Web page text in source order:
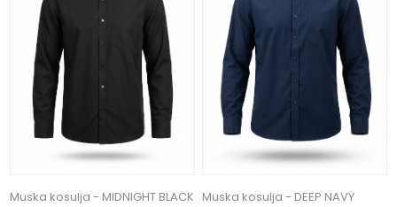
Muska kosulja - MIDNIGHT BLACK Muska kosulja - DEEP NAVY